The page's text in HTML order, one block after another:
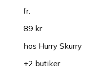
fr.
89 kr
hos Hurry Skurry
+2 butiker